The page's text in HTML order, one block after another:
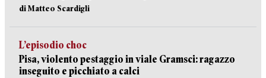
di Matteo Scardigli
L’episodio choc
Pisa, violento pestaggio in viale Gramsci: ragazzo
inseguito e picchiato a calci